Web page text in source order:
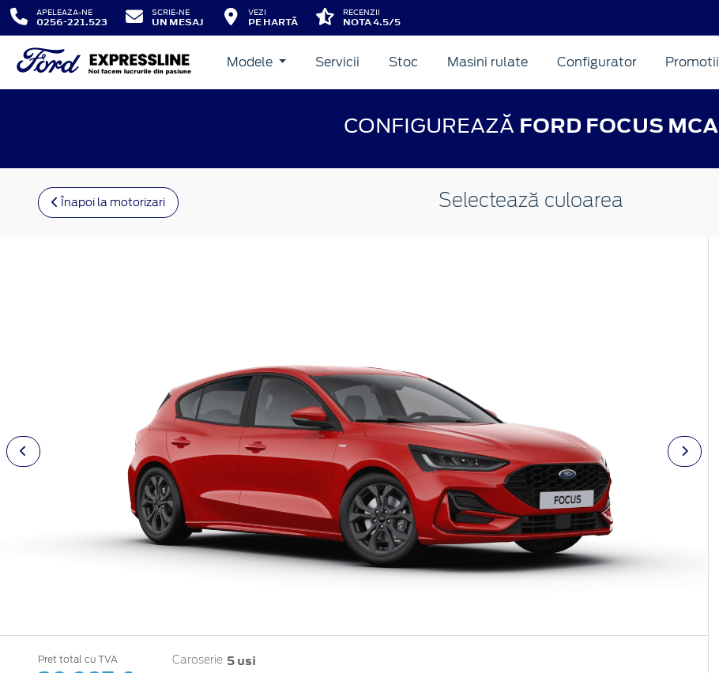
APELEAZA-NE
0256-221.523
SCRIE-NE
UN MESAJ
VEZI
PE HARTĂ
RECENZII
NOTA 4.5/5
Modele Servicii Stoc Masini rulate Configurator Promotii
CONFIGUREAZĂ FORD FOCUS MCA
Înapoi la motorizari Selectează culoarea
Pret total cu TVA Caroserie 5 usi